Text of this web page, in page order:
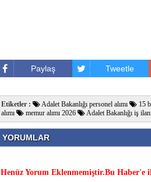
Paylaş Tweetle
Etiketler : Adalet Bakanlığı personel alımı 15
alımı
memur alımı 2026 Adalet Bakanlığı iş
YORUMLAR
Henüz Yorum Eklenmemiştir.Bu Haber'e